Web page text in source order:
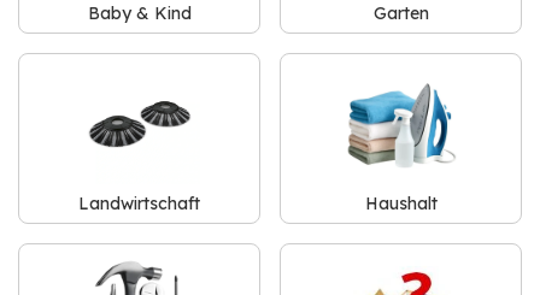
Baby & Kind Garten
Landwirtschaft Haushalt